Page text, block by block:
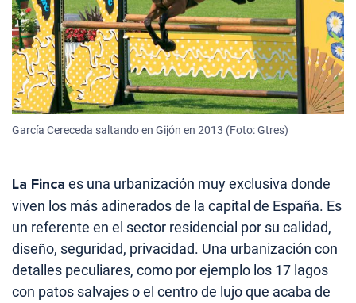
García Cereceda saltando en Gijón en 2013 (Foto: Gtres)
La Finca es una urbanización muy exclusiva donde
viven los más adinerados de la capital de España. Es
un referente en el sector residencial por su calidad,
diseño, seguridad, privacidad. Una urbanización con
detalles peculiares, como por ejemplo los 17 lagos
con patos salvajes o el centro de lujo que acaba de